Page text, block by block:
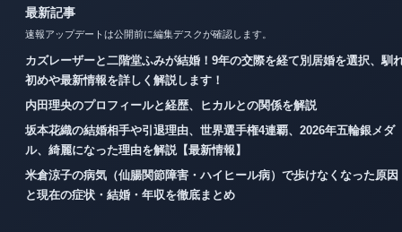
最新記事
速報アップデートは公開前に編集デスクが確認します。
カズレーザーと二階堂ふみが結婚！9年の交際を経て別居婚を選択、馴
初めや最新情報を詳しく解説します！
内田理央のプロフィールと経歴、ヒカルとの関係を解説
坂本花織の結婚相手や引退理由、世界選手権4連覇、2026年五輪銀メダ
ル、綺麗になった理由を解説【最新情報】
米倉涼子の病気（仙腸関節障害・ハイヒール病）で歩けなくなった原因
と現在の症状・結婚・年収を徹底まとめ